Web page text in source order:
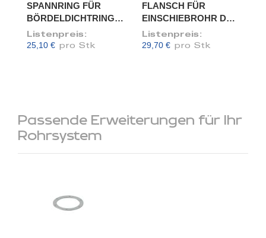
SPANNRING FÜR
BÖRDELDICHTRING,
DN 120
Listenpreis:
25,10 € pro Stk
FLANSCH FÜR
EINSCHIEBROHR DN
120/118
Listenpreis:
29,70 € pro Stk
Passende Erweiterungen für Ihr
Rohrsystem